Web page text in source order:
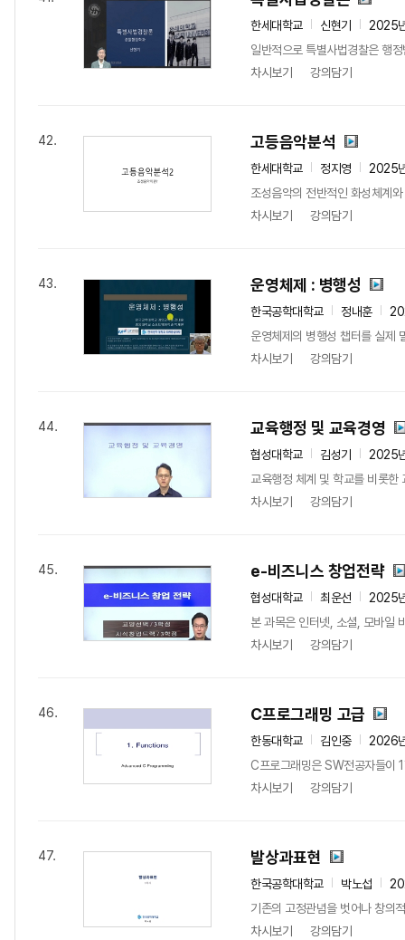
한세대학교 신현기
2025
일반적으로 특별사법경찰은 행
차시보기
강의담기
42. 고등음악분석
한세대학교 정지영
2025
조성음악의 전반적인 화성체계
차시보기
강의담기
43. 운영체제 : 병행성
한국공학대학교 정내훈
운영체제의 병행성 챕터를 실제
차시보기
강의담기
44. 교육행정 및 교육경영
협성대학교 김성기
2025
교육행정 체계 및 학교를 비롯한
차시보기
강의담기
45. e-비즈니스 창업전략
협성대학교 최운선
2025
본 과목은 인터넷, 소셜, 모바일
차시보기
강의담기
46. C프로그래밍 고급
한동대학교 김인중
2026
C프로그래밍은 SW전공자들이
차시보기
강의담기
47. 발상과표현
한국공학대학교 박노섭
기존의 고정관념을 벗어나 창의
차시보기
강의담기